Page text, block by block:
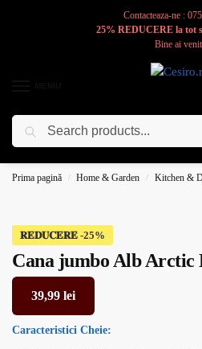
Contacteaza-ne :
25% REDUCERE la tot
Bine ai
Cesiro
Prima pagină / Home & Garden / Kitchen &
𝐑𝐄𝐃𝐔𝐂𝐄𝐑𝐄
Cana jumbo Alb Arctic
39,99 lei
Caracteristici Cheie: